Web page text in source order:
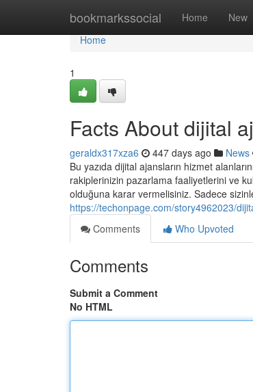
bookmarkssocial Home New
Home
Home
1
Facts About dijital
geraldx317xza6 447 days ago News
Bu yazıda dijital ajansların hizmet
rakiplerinizin pazarlama faaliyetlerini ve
olduğuna karar vermelisiniz. Sadece
https://techonpage.com/story4962023/
Comments
Who Upvoted
Comments
Submit a Comment
No HTML